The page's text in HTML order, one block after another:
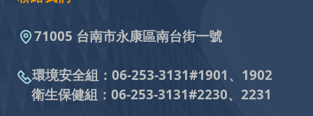
71005 台南市永康區南台街一號
環境安全組： 06-253-3131#1901、1902
衛生保健組： 06-253-3131#2230、2231